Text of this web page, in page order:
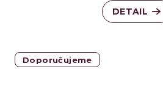
DETAIL
Doporučujeme